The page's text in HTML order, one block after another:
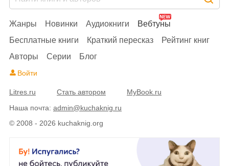
© 2008 - 2026 kuchaknig.org
Жанры Новинки Аудиокниги
Вебтуны
Бесплатные книги
Краткий пересказ
Рейтинг книг
Авторы
Серии Блог
Войти
Litres.ru Стать автором
MyBook.ru
Наша почта: admin@kuchaknig.ru